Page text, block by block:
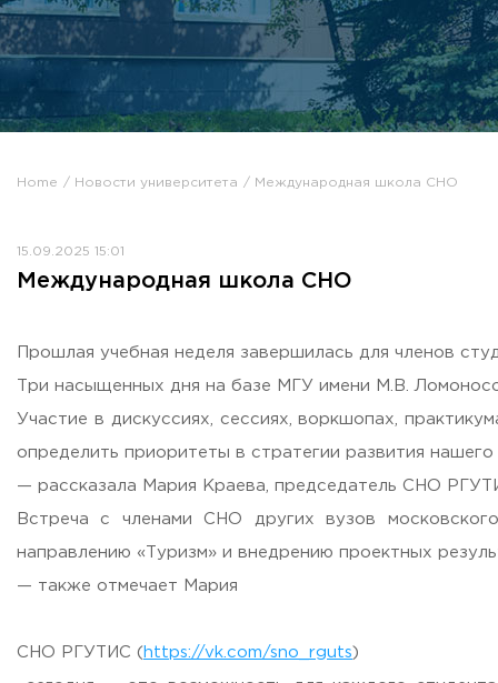
Scientific activity
Higher schools / Institutes / Departments
Additional education
Федеральный ресурсный центр
Вакантные места для приема (перевода)
Housing and utilities
Визово-регистрационное сопровождение иностранных
Партнерские проекты
Olympiads
Home Новости университета Международная школа СНО
15.09.2025 15:01
Международная школа СНО
Прошлая учебная неделя завершилась для членов
Три насыщенных дня на базе МГУ имени М.В.
Участие в дискуссиях, сессиях, воркшопах,
определить приоритеты в стратегии развития
— рассказала Мария Краева, председатель СНО
Встреча с членами СНО других вузов
направлению «Туризм» и внедрению проектных
— также отмечает Мария
СНО РГУТИС ( https://vk.com/sno_rguts)